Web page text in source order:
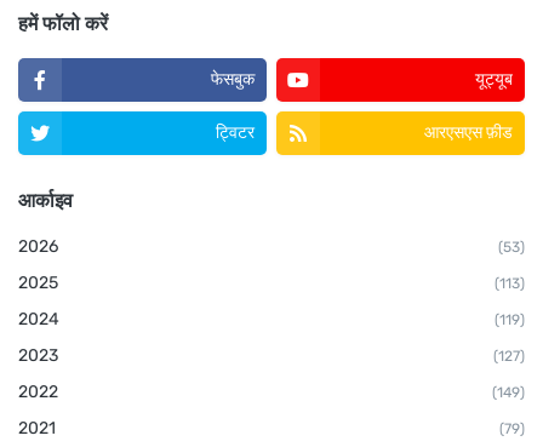
हमें फॉलो करें
फेसबुक यूट्यूब
ट्विटर आरएसएस फ़ीड
आर्काइव
2026 (53)
2025 (113)
2024 (119)
2023 (127)
2022 (149)
2021 (79)